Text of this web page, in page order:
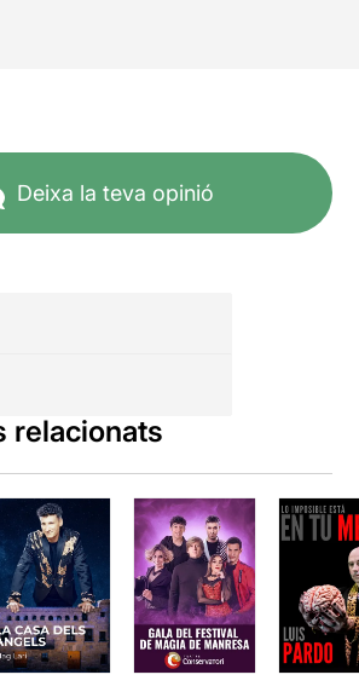
Deixa la teva opinió
relacionats